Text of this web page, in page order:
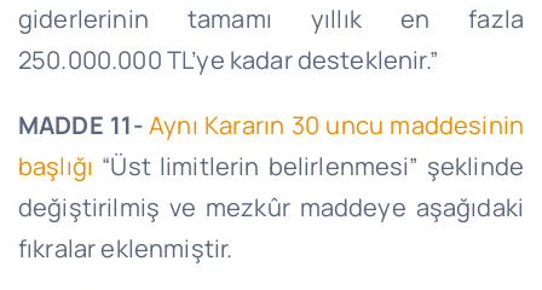
giderlerinin tamamı yıllık en fazla
250.000.000 TL’ye kadar desteklenir.”
MADDE 11-Aynı Kararın 30 uncu maddesinin
başlığı “Üst limitlerin belirlenmesi” şeklinde
değiştirilmiş ve mezkûr maddeye aşağıdaki
fıkralar eklenmiştir.